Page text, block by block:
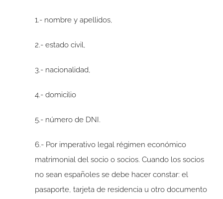
1.- nombre y apellidos,
2.- estado civil,
3.- nacionalidad,
4.- domicilio
5.- número de DNI.
6.- Por imperativo legal régimen económico
matrimonial del socio o socios. Cuando los socios
no sean españoles se debe hacer constar: el
pasaporte, tarjeta de residencia u otro documento